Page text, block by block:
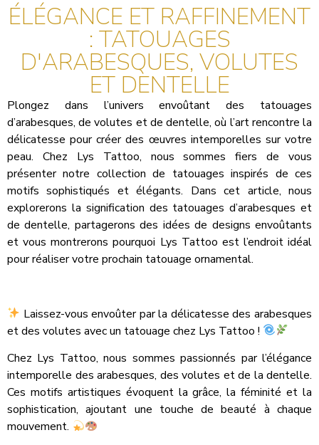
ÉLÉGANCE ET RAFFINEMENT
: TATOUAGES
D'ARABESQUES, VOLUTES
ET DENTELLE
Plongez dans l’univers envoûtant des tatouages
d’arabesques, de volutes et de dentelle, où l’art rencontre la
délicatesse pour créer des œuvres intemporelles sur votre
peau. Chez Lys Tattoo, nous sommes fiers de vous
présenter notre collection de tatouages inspirés de ces
motifs sophistiqués et élégants. Dans cet article, nous
explorerons la signification des tatouages d’arabesques et
de dentelle, partagerons des idées de designs envoûtants
et vous montrerons pourquoi Lys Tattoo est l’endroit idéal
pour réaliser votre prochain tatouage ornamental.
Laissez-vous envoûter par la délicatesse des arabesques
et des volutes avec un tatouage chez Lys Tattoo !
Chez Lys Tattoo, nous sommes passionnés par l’élégance
intemporelle des arabesques, des volutes et de la dentelle.
Ces motifs artistiques évoquent la grâce, la féminité et la
sophistication, ajoutant une touche de beauté à chaque
mouvement.